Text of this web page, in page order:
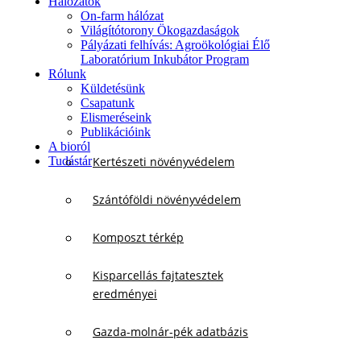
On-farm hálózat
Világítótorony Ökogazdaságok
Pályázati felhívás: Agroökológiai Élő
Laboratórium Inkubátor Program
Rólunk
Küldetésünk
Csapatunk
Elismeréseink
Publikációink
A bioról
TudástárKertészeti növényvédelem
Szántóföldi növényvédelem
Komposzt térkép
Kisparcellás fajtatesztek
eredményei
Gazda-molnár-pék adatbázis